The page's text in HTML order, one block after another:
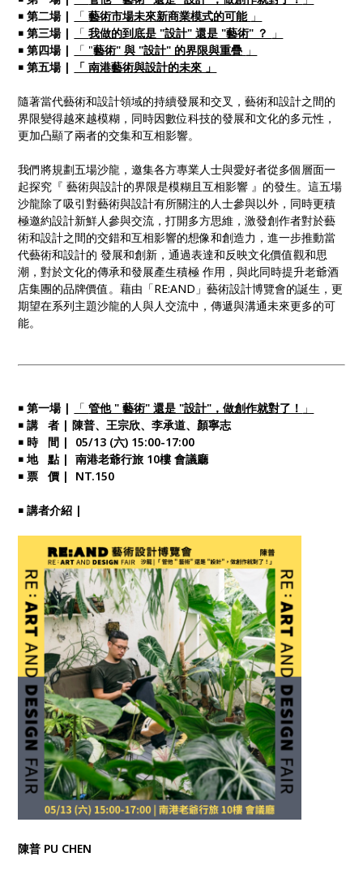
￭ 第二場 |
「藝術市場未來新商業模式的可能 」
￭ 第三場 |
「我做的到底是 "設計" 還是 "藝術" ？
」
￭ 第四場 |
「 "藝術" 與 "設計" 的界限與重疊 」
￭ 第五場 |
「 南港藝術與設計的未來 」
隨著當代藝術和設計領域的持續發展和交叉，藝術和設計之間的
界限變得越來越模糊，同時因數位科技的發展和文化的多元性，
更加凸顯了兩者的交集和互相影響。
我們將規劃五場沙龍，邀集各方專業人士與愛好者從多個層面一
起探究『 藝術與設計的界限是模糊且互相影響 』的發生。這五場
沙龍除了吸引對藝術與設計有所關注的人士參與以外，同時更積
極邀約設計新鮮人參與交流，打開多方思維，激發創作者對於藝
術和設計之間的交錯和互相影響的想像和創造力，進一步推動當
代藝術和設計的 發展和創新，通過表達和反映文化價值觀和思
潮，對於文化的傳承和發展產生積極 作用，與此同時提升老爺酒
店集團的品牌價值。藉由「RE:AND」藝術設計博覽會的誕生，更
期望在系列主題沙龍的人與人交流中，傳遞與溝通未來更多的可
能。
￭ 第一場 | 「管他 "藝術" 還是 "設計"，做創作就對了！ 」
￭ 講 者 | 陳普、王宗欣、李承道、顏寧志
￭ 時 間 | 05/13 (六) 15:00-17:00
￭ 地 點 | 南港老爺行旅 10樓 會議廳
￭ 票 價 | NT.150
￭ 講者介紹 |
陳普 PU CHEN